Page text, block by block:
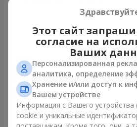
Букет "Сказка моей жизни"
2 732 грн
Заказать
Этот сайт
согласие на
Ваших
Персонализированная
аналитика, определение
Хранение и/или доступ к
Вашем устройстве
Информация с Вашего
cookie и уникальные